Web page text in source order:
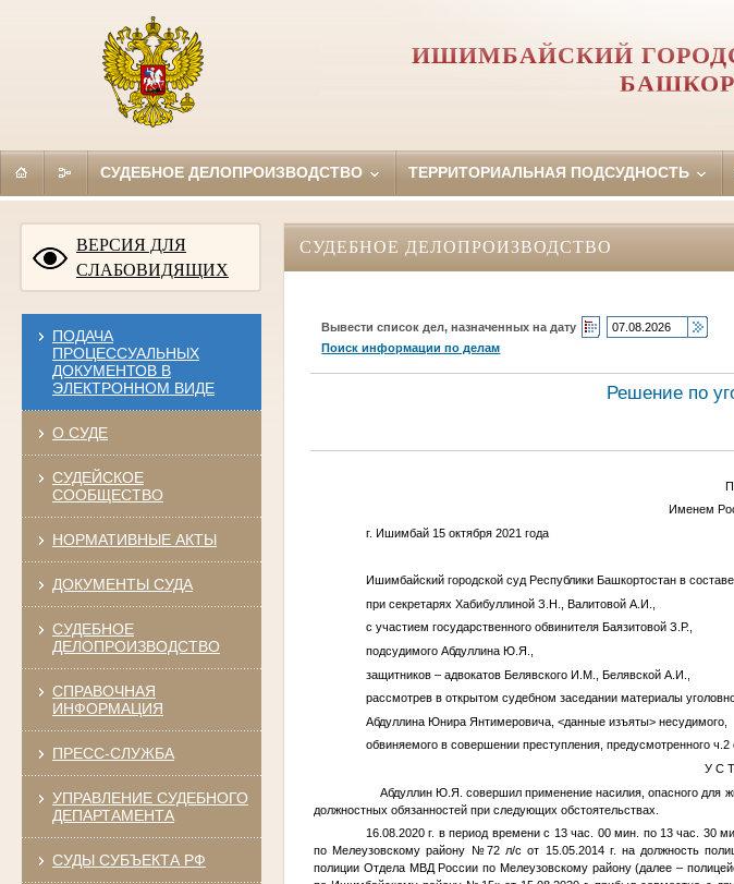
ИШИМБАЙСКИЙ
СУДЕБНОЕ ДЕЛОПРОИЗВОДСТВО ТЕРРИТОРИАЛЬНАЯ ПОДСУДНОСТЬ
ВЕРСИЯ ДЛЯ
СЛАБОВИДЯЩИХ
ПОДАЧА
ПРОЦЕССУАЛЬНЫХ
ДОКУМЕНТОВ В
ЭЛЕКТРОННОМ ВИДЕ
О СУДЕ
СУДЕЙСКОЕ
СООБЩЕСТВО
НОРМАТИВНЫЕ АКТЫ
ДОКУМЕНТЫ СУДА
СУДЕБНОЕ
ДЕЛОПРОИЗВОДСТВО
СПРАВОЧНАЯ
ИНФОРМАЦИЯ
ПРЕСС-СЛУЖБА
УПРАВЛЕНИЕ СУДЕБНОГО
ДЕПАРТАМЕНТА
СУДЫ СУБЪЕКТА РФ
СУДЕБНОЕ ДЕЛОПРОИЗВОДСТВО
Вывести список дел, назначенных на дату
Поиск информации по делам
Решение по
Именем
г. Ишимбай 15 октября 2021 года
Ишимбайский городской суд Республики Башкортостан в
при секретарях Хабибуллиной З.Н., Валитовой А.И.,
с участием государственного обвинителя Баязитовой З.Р.,
подсудимого Абдуллина Ю.Я.,
защитников – адвокатов Белявского И.М., Белявской А.И.,
рассмотрев в открытом судебном заседании материалы
Абдуллина Юнира Янтимеровича, <данные изъяты>несудимого,
обвиняемого в совершении преступления, предусмотренного
У С
Абдуллин Ю.Я. совершил применение насилия, опасного для
должностных обязанностей при следующих обстоятельствах.
16.08.2020 г. в период времени с 13 час. 00 мин. по 13 час. 30
по Мелеузовскому району №72 л/с от 15.05.2014 г. на должность
полиции Отдела МВД России по Мелеузовскому району (далее –